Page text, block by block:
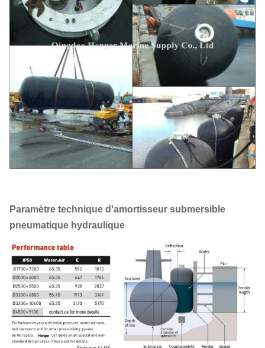
Paramètre technique d'amortisseur submersible
pneumatique hydraulique